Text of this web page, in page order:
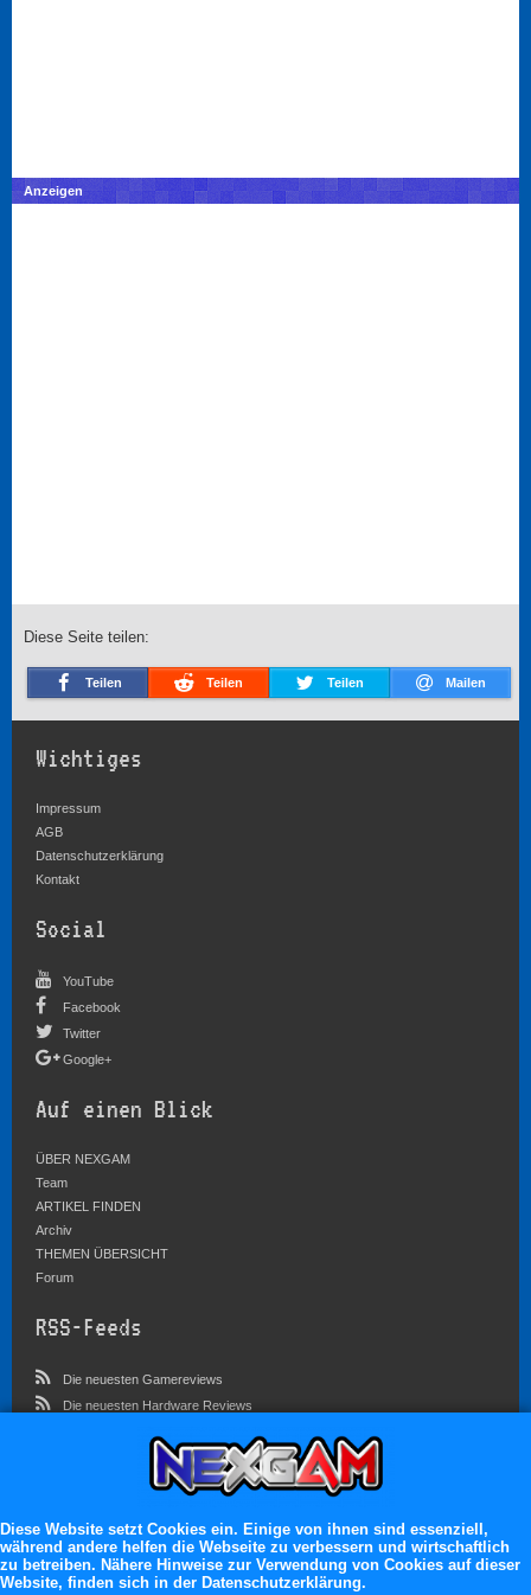
Anzeigen
Diese Seite teilen:
Teilen Teilen Teilen Mailen
Wichtiges
Impressum
AGB
Datenschutzerklärung
Kontakt
Social
YouTube
Facebook
Twitter
Google+
Auf einen Blick
ÜBER NEXGAM
Team
ARTIKEL FINDEN
Archiv
THEMEN ÜBERSICHT
Forum
RSS-Feeds
Die neuesten Gamereviews
Die neuesten Hardware Reviews
Im Forum sind zur Zeit 4546 Benutzer online
Es erwarten dich:
13.119 registrierte Mitglieder
Diese Website setzt Cookies ein. Einige von ihnen sind essenziell,
während andere helfen die Webseite zu verbessern und wirtschaftlich
zu betreiben. Nähere Hinweise zur Verwendung von Cookies auf dieser
Website, finden sich in der Datenschutzerklärung.